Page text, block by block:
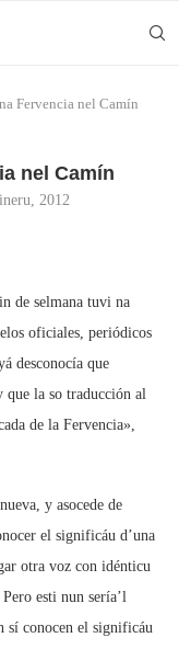
Fervencia nel Camín
nel Camín
2012
de selmana tuvi na
oficiales, periódicos
desconocía que
que la so traducción al
de la Fervencia»,
y asocede de
el significáu d’una
otra voz con idénticu
Pero esti nun sería’l
sí conocen el significáu